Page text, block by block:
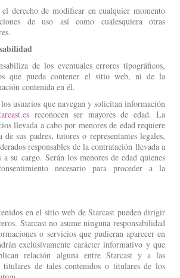
derecho de modificar en cualquier momento
de uso así como cualesquiera otras
de los eventuales errores tipográficos,
que pueda contener el sitio web, ni de la
contenida en él.
usuarios que navegan y solicitan información
reconocen ser mayores de edad. La
llevada a cabo por menores de edad requiere
sus padres, tutores o representantes legales,
responsables de la contratación llevada a
su cargo. Serán los menores de edad quienes
necesario para proceder a la
en el sitio web de Starcast pueden dirigir
Starcast no asume ninguna responsabilidad
o servicios que pudieran aparecer en
exclusivamente carácter informativo y que
relación alguna entre Starcast y a las
titulares de tales contenidos o titulares de los